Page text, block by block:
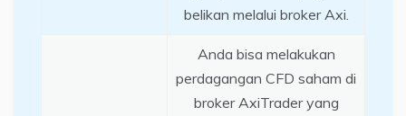
belikan melalui broker Axi.
Anda bisa melakukan
perdagangan CFD saham di
broker AxiTrader yang